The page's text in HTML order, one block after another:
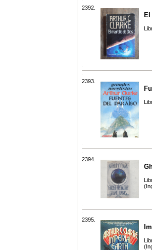
2392.
2393.
2394.
2395.